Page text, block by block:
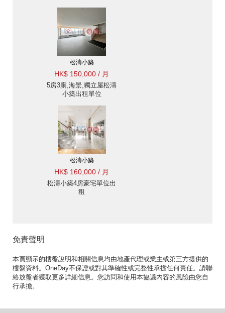
松濤小築
HK$ 150,000 / 月
5房3廁,海景,獨立屋松濤
小築出租單位
松濤小築
HK$ 160,000 / 月
松濤小築4房豪宅單位出
租
免責聲明
本頁顯示的樓盤說明和相關信息均由地產代理或業主或第三方提供的
樓盤資料。OneDay不保證或對其準確性或完整性承擔任何責任。請聯
絡放盤者獲取更多詳細信息。您訪問和使用本協議內容的風險由您自
行承擔。